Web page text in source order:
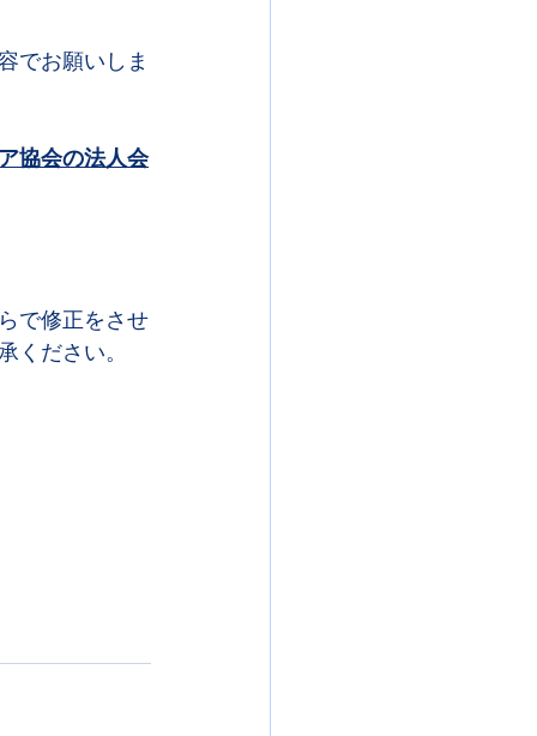
でお願いしま
協会の法人会
で修正をさせ
ださい。